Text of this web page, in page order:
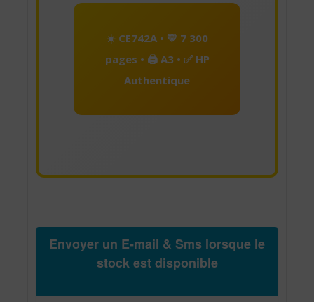
☀️ CE742A • 💛 7 300
pages • 🖨️ A3 • ✅ HP
Authentique
Envoyer un E-mail & Sms lorsque le
stock est disponible